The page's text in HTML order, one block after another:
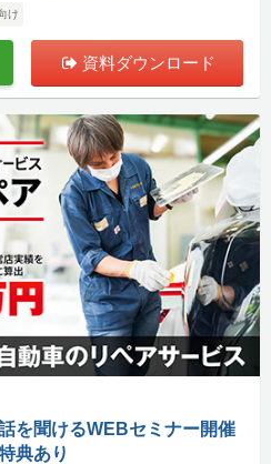
け
資料ダウンロード
を聞けるWEBセミナー開催
典あり